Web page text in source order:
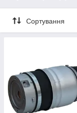
Сортування